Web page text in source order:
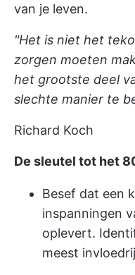
van je leven.
"Het is niet het
zorgen moeten
het grootste deel
slechte manier te
Richard Koch
De sleutel tot het
Besef dat een
inspanningen
oplevert.
meest